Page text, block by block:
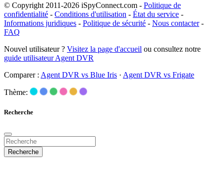
© Copyright 2011-2026 iSpyConnect.com - Politique de
confidentialité - Conditions d'utilisation - État du service -
Informations juridiques - Politique de sécurité - Nous contacter-
FAQ
Nouvel utilisateur ? Visitez la page d'accueil ou consultez notre
guide utilisateur Agent DVR
Comparer : Agent DVR vs Blue Iris · Agent DVR vs Frigate
Thème:
Recherche
Recherche